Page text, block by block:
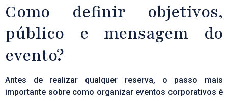
Como definir objetivos,
público e mensagem do
evento?
Antes de realizar qualquer reserva, o passo mais
importante sobre como organizar eventos corporativos é